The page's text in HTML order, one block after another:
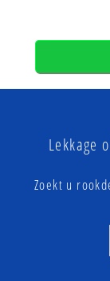
Lekkage
Zoekt u